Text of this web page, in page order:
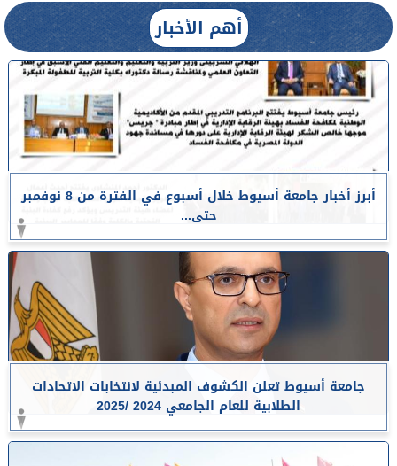
أهم الأخبار
أبرز أخبار جامعة أسيوط خلال أسبوع في الفترة من 8 نوفمبر
حتى...
جامعة أسيوط تعلن الكشوف المبدئية لانتخابات الاتحادات
الطلابية للعام الجامعي 2024 /2025